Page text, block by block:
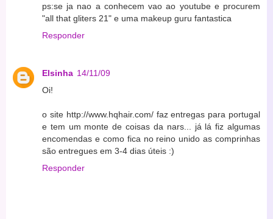
ps:se ja nao a conhecem vao ao youtube e procurem
"all that gliters 21" e uma makeup guru fantastica
Responder
Elsinha 14/11/09
Oi!
o site http://www.hqhair.com/ faz entregas para portugal
e tem um monte de coisas da nars... já lá fiz algumas
encomendas e como fica no reino unido as comprinhas
são entregues em 3-4 dias úteis :)
Responder